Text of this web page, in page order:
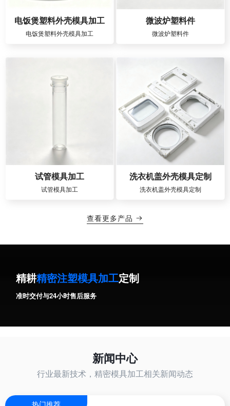
电饭煲塑料外壳模具加工
电饭煲塑料外壳模具加工
微波炉塑料件
微波炉塑料件
试管模具加工
试管模具加工
洗衣机盖外壳模具定制
洗衣机盖外壳模具定制
查看更多产品 
精耕精密注塑模具加工定制
准时交付与24小时售后服务
新闻中心
行业最新技术，精密模具加工相关新闻动态
热门推荐